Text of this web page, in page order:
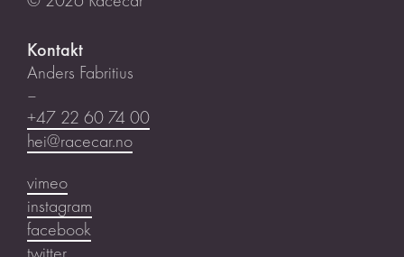
Kontakt
Anders Fabritius
–
+47 22 60 74 00
hei@racecar.no
vimeo
instagram
facebook